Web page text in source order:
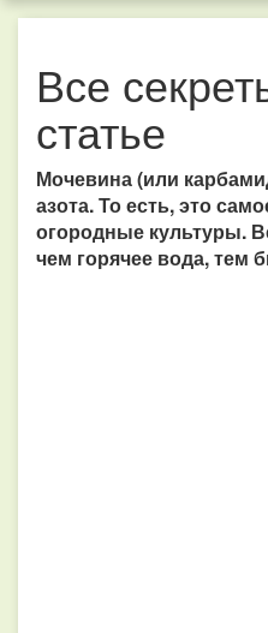
Все
статье
Мочевина (или
азота. То есть, это
огородные культуры.
чем горячее вода, тем